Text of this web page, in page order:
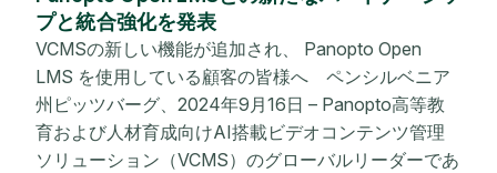
プと統合強化を発表
VCMSの新しい機能が追加され、 Panopto Open
LMS を使用している顧客の皆様へ ペンシルベニア
州ピッツバーグ、2024年9月16日 – Panopto高等教
育および人材育成向けAI搭載ビデオコンテンツ管理
ソリューション（VCMS）のグローバルリーダーであ